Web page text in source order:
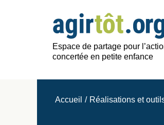
Espace de partage pour
concertée en petite enfance
Accueil / Réalisations et